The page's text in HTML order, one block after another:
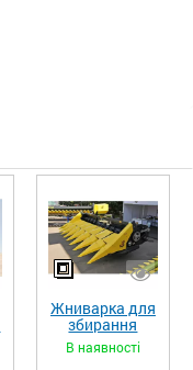
Жниварка для
збирання
кукурудзи
ЖКИ-870
В наявності